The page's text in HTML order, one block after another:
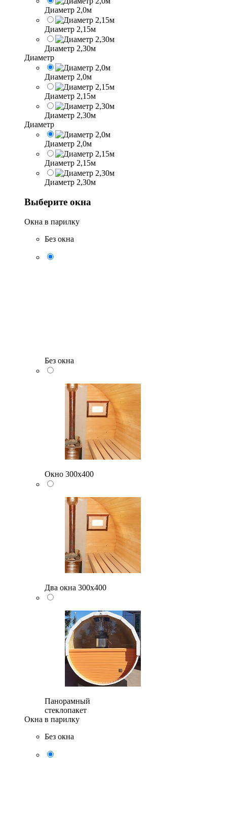
Диаметр 2,0м
Диаметр 2,15м
Диаметр 2,30м
Диаметр
Диаметр 2,0м
Диаметр 2,15м
Диаметр 2,30м
Диаметр
Диаметр 2,0м
Диаметр 2,15м
Диаметр 2,30м
Выберите окна
Окна в парилку
Без окна
Без окна
Окно 300х400
Два окна 300х400
Панорамный
стеклопакет
Окна в парилку
Без окна